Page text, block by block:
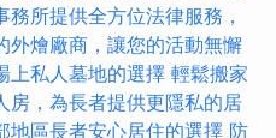
務所提供全方位法律服務，
外燴廠商，讓您的活動無懈
上私人墓地的選擇 輕鬆搬家
房，為長者提供更隱私的居
地區長者安心居住的選擇 防